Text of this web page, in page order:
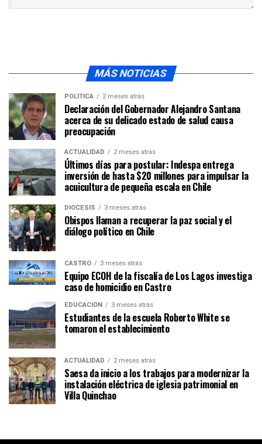
MÁS NOTICIAS
POLÍTICA 2 meses atrás
Declaración del Gobernador Alejandro Santana
acerca de su delicado estado de salud causa
preocupación
ACTUALIDAD 2 meses atrás
Últimos días para postular: Indespa entrega
inversión de hasta $20 millones para impulsar la
acuicultura de pequeña escala en Chile
DIÓCESIS 3 meses atrás
Obispos llaman a recuperar la paz social y el
diálogo político en Chile
CASTRO 3 meses atrás
Equipo ECOH de la fiscalía de Los Lagos investiga
caso de homicidio en Castro
EDUCACIÓN 3 meses atrás
Estudiantes de la escuela Roberto White se
tomaron el establecimiento
ACTUALIDAD 2 meses atrás
Saesa da inicio a los trabajos para modernizar la
instalación eléctrica de iglesia patrimonial en
Villa Quinchao